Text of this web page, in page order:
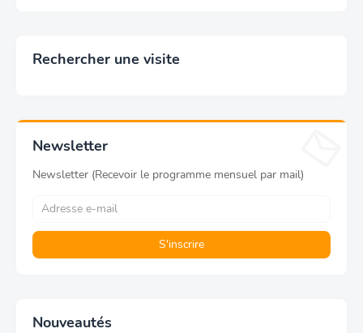
Rechercher une visite
Newsletter
Newsletter (Recevoir le programme mensuel par mail)
Nouveautés